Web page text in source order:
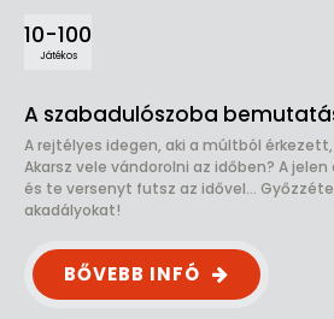
10-100
Játékos
A szabadulószoba
A rejtélyes idegen, aki a múltból
Akarsz vele vándorolni az időben? A
és te versenyt futsz az idővel...
akadályokat!
BŐVEBB INFÓ